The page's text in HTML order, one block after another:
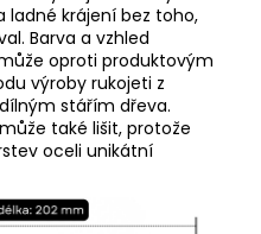
ladné krájení bez toho,
Barva a vzhled
oproti produktovým
výroby rukojeti z
stářím dřeva.
také lišit, protože
oceli unikátní